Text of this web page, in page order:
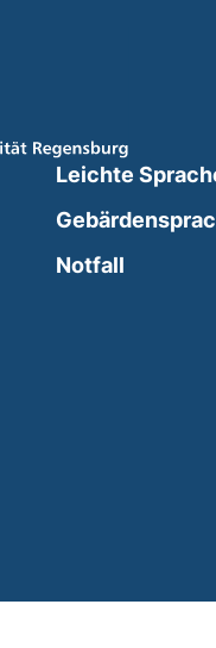
a new window)
Leichte
Notfall